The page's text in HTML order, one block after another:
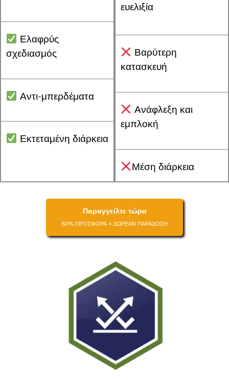
Ελαφρύς
σχεδιασμός
Αντι-μπερδέματα
Εκτεταμένη διάρκεια
ευελιξία
Βαρύτερη
κατασκευή
Ανάφλεξη και
εμπλοκή
Μέση διάρκεια
Παραγγείλτε τώρα
60% ΠΡΟΣΦΟΡΑ + ΔΩΡΕΑΝ ΠΑΡΑΔΟΣΗ